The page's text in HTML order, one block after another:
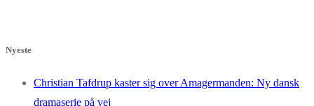
Nyeste
Christian Tafdrup kaster sig over Amagermanden: Ny dansk
dramaserie på vej